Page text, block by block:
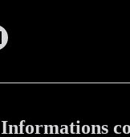
Informations